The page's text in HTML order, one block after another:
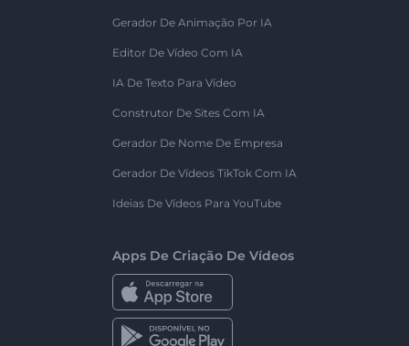
Gerador De Animação Por IA
Editor De Vídeo Com IA
IA De Texto Para Vídeo
Construtor De Sites Com IA
Gerador De Nome De Empresa
Gerador De Vídeos TikTok Com IA
Ideias De Vídeos Para YouTube
Apps De Criação De Vídeos